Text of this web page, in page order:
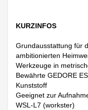
KURZINFOS
Grundausstattung für
ambitionierten
Werkzeuge in
Bewährte GEDORE
Kunststoff
Geeignet zur
WSL-L7 (workster)